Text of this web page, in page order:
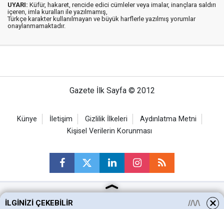
UYARI: Küfür, hakaret, rencide edici cümleler veya imalar, inançlara saldırı
içeren, imla kuralları ile yazılmamış,
Türkçe karakter kullanılmayan ve büyük harflerle yazılmış yorumlar
onaylanmamaktadır.
Gazete İlk Sayfa © 2012
Künye İletişim Gizlilik İlkeleri
Aydınlatma Metni
Kişisel Verilerin Korunması
Ankara Haberleri
İLGINIZI ÇEKEBILIR